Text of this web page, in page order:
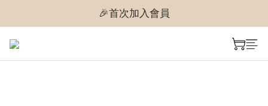
🎉首次加入會員
🎉首次加入會員